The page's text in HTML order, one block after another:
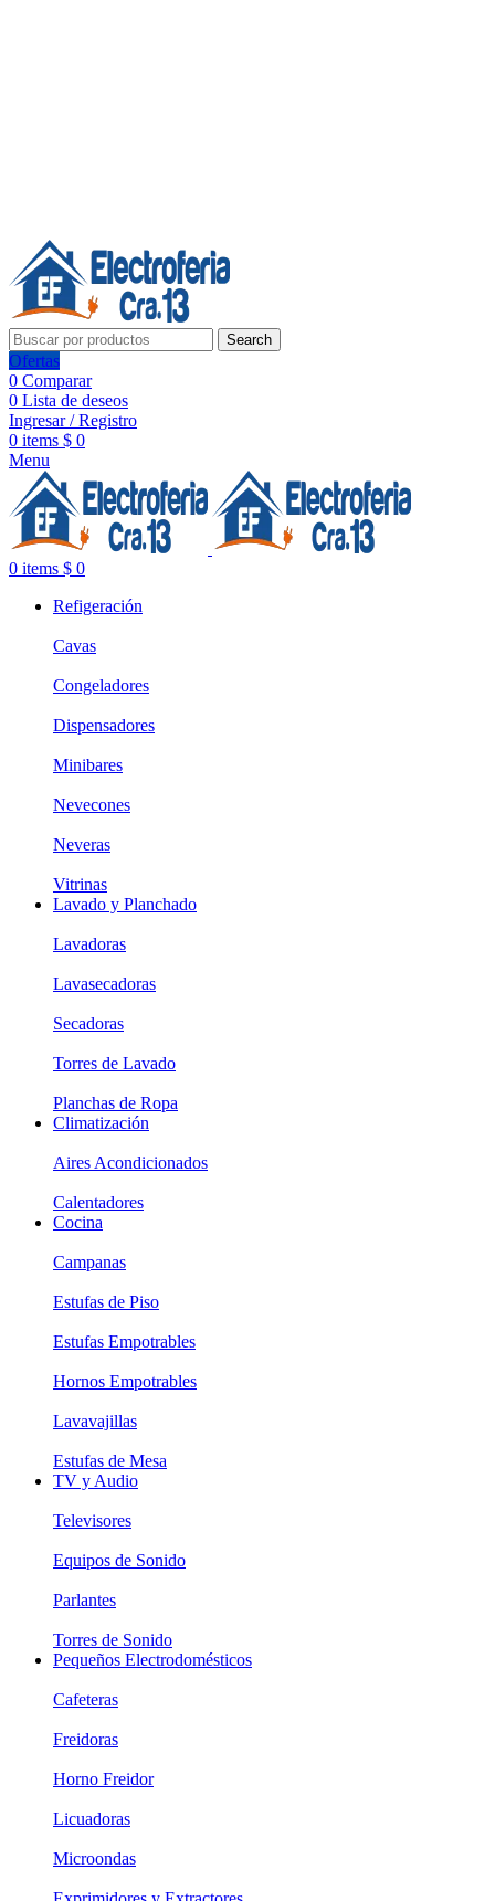
Search
Ofertas
0 Comparar
0 Lista de deseos
Ingresar / Registro
0 items $ 0
Menu
0 items $ 0
Refigeración
Cavas
Congeladores
Dispensadores
Minibares
Nevecones
Neveras
Vitrinas
Lavado y Planchado
Lavadoras
Lavasecadoras
Secadoras
Torres de Lavado
Planchas de Ropa
Climatización
Aires Acondicionados
Calentadores
Cocina
Campanas
Estufas de Piso
Estufas Empotrables
Hornos Empotrables
Lavavajillas
Estufas de Mesa
TV y Audio
Televisores
Equipos de Sonido
Parlantes
Torres de Sonido
Pequeños Electrodomésticos
Cafeteras
Freidoras
Horno Freidor
Licuadoras
Microondas